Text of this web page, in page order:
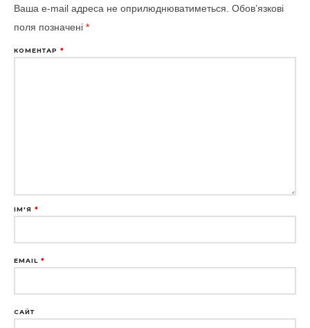
Ваша e-mail адреса не оприлюднюватиметься. Обов’язкові
поля позначені *
КОМЕНТАР *
ІМ'Я *
EMAIL *
САЙТ